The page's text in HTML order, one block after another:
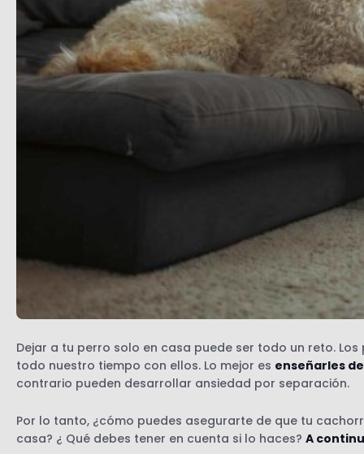
Dejar a tu perro solo en casa puede ser todo un reto.
todo nuestro tiempo con ellos. Lo mejor es enseñarles
contrario pueden desarrollar ansiedad por separación.
Por lo tanto, ¿cómo puedes asegurarte de que tu
casa? ¿ Qué debes tener en cuenta si lo haces? A